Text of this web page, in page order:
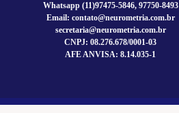
Whatsapp (11)97475-5846, 97750-8493
Email: contato@neurometria.com.br
secretaria@neurometria.com.br
CNPJ: 08.276.678/0001-03
AFE ANVISA: 8.14.035-1